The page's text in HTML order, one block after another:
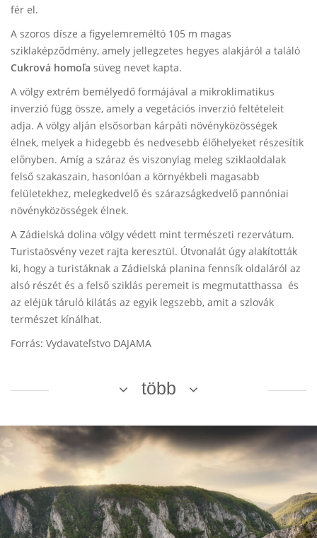
fér el.
A szoros dísze a figyelemreméltó 105 m magas
sziklaképződmény, amely jellegzetes hegyes alakjáról a találó
Cukrová homoľa süveg nevet kapta.
A völgy extrém bemélyedő formájával a mikroklimatikus
inverzió függ össze, amely a vegetációs inverzió feltételeit
adja. A völgy alján elsősorban kárpáti növényközösségek
élnek, melyek a hidegebb és nedvesebb élőhelyeket részesítik
előnyben. Amíg a száraz és viszonylag meleg sziklaoldalak
felső szakaszain, hasonlóan a környékbeli magasabb
felületekhez, melegkedvelő és szárazságkedvelő pannóniai
növényközösségek élnek.
A Zádielská dolina völgy védett mint természeti rezervátum.
Turistaösvény vezet rajta keresztül. Útvonalát úgy alakították
ki, hogy a turistáknak a Zádielská planina fennsík oldaláról az
alsó részét és a felső sziklás peremeit is megmutatthassa és
az eléjük táruló kilátás az egyik legszebb, amit a szlovák
természet kínálhat.
Forrás: Vydavateľstvo DAJAMA
több